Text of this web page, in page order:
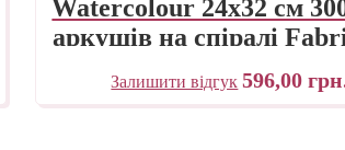
Watercolour 24х32 см
аркушів на спіралі
Залишити відгук 596,00